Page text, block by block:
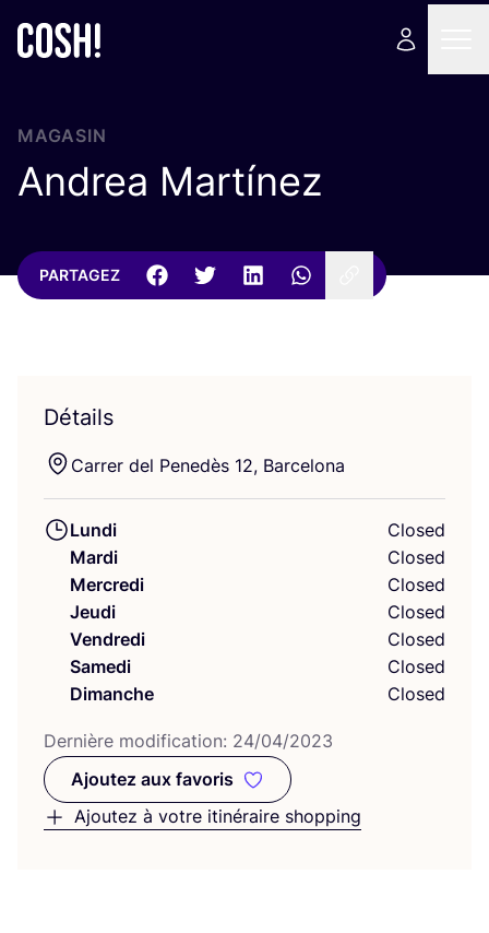
MAGASIN
Andrea Martínez
PARTAGEZ
Détails
Car­rer del Pene­dès 12, Barcelona
Lundi
Closed
Mardi
Closed
Mercredi
Closed
Jeudi
Closed
Vendredi
Closed
Samedi
Closed
Dimanche
Closed
Der­nière modi­fi­ca­tion: 24/04/2023
Ajoutez aux favoris
Ajoutez aux favoris
Ajoutez à votre itinéraire shopping